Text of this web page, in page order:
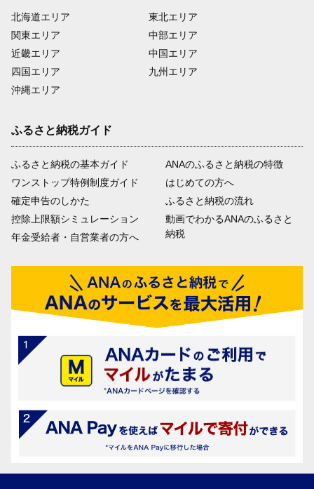
北海道エリア
関東エリア
近畿エリア
四国エリア
沖縄エリア
東北エリア
中部エリア
中国エリア
九州エリア
ふるさと納税ガイド
ふるさと納税の基本ガイド
ワンストップ特例制度ガイド
確定申告のしかた
控除上限額シミュレーション
年金受給者・自営業者の方へ
ANAのふるさと納税の特徴
はじめての方へ
ふるさと納税の流れ
動画でわかるANAのふるさと
納税